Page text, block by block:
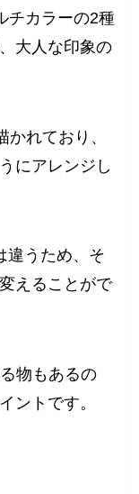
チカラーの2種
大人な印象の
れており、
にアレンジし
違うため、そ
えることがで
物もあるの
ントです。